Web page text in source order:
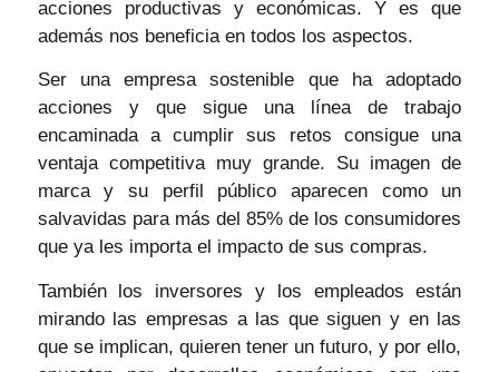
acciones productivas y económicas.Y es que
además nos beneficia en todos los aspectos.
Ser una empresa sostenible que ha adoptado
acciones y que sigue una línea de trabajo
encaminada a cumplir sus retos consigue una
ventaja competitiva muy grande. Su imagen de
marca y su perfil público aparecen como un
salvavidas para más del 85% de los consumidores
que ya les importa el impacto de sus compras.
También los inversores y los empleados están
mirando las empresas a las que siguen y en las
que se implican, quieren tener un futuro, y por ello,